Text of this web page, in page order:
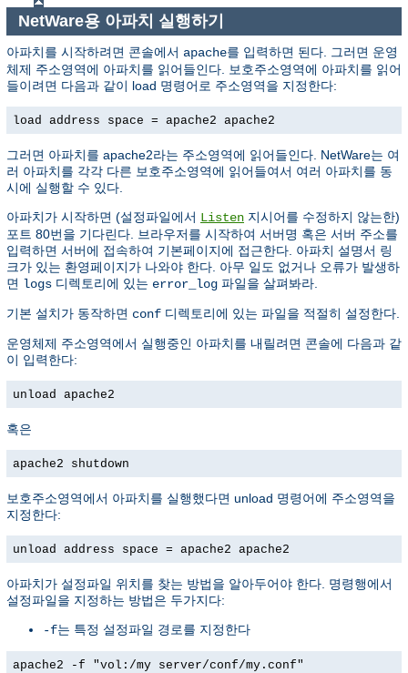
NetWare용 아파치 실행하기
아파치를 시작하려면 콘솔에서 apache를 입력하면 된다. 그러면 운영
체제 주소영역에 아파치를 읽어들인다. 보호주소영역에 아파치를 읽어
들이려면 다음과 같이 load 명령어로 주소영역을 지정한다:
load address space = apache2 apache2
그러면 아파치를 apache2라는 주소영역에 읽어들인다. NetWare는 여
러 아파치를 각각 다른 보호주소영역에 읽어들여서 여러 아파치를 동
시에 실행할 수 있다.
아파치가 시작하면 (설정파일에서 Listen 지시어를 수정하지 않는한)
포트 80번을 기다린다. 브라우저를 시작하여 서버명 혹은 서버 주소를
입력하면 서버에 접속하여 기본페이지에 접근한다. 아파치 설명서 링
크가 있는 환영페이지가 나와야 한다. 아무 일도 없거나 오류가 발생하
면 logs 디렉토리에 있는 error_log 파일을 살펴봐라.
기본 설치가 동작하면 conf 디렉토리에 있는 파일을 적절히 설정한다.
운영체제 주소영역에서 실행중인 아파치를 내릴려면 콘솔에 다음과 같
이 입력한다:
unload apache2
혹은
apache2 shutdown
보호주소영역에서 아파치를 실행했다면 unload 명령어에 주소영역을
지정한다:
unload address space = apache2 apache2
아파치가 설정파일 위치를 찾는 방법을 알아두어야 한다. 명령행에서
설정파일을 지정하는 방법은 두가지다:
-f는 특정 설정파일 경로를 지정한다
apache2 -f "vol:/my server/conf/my.conf"